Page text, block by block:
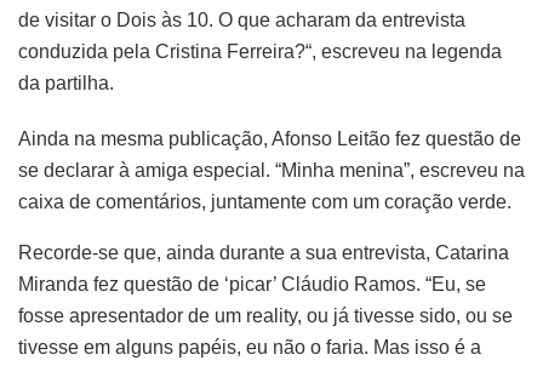
de visitar o Dois às 10. O que acharam da entrevista
conduzida pela Cristina Ferreira?“, escreveu na legenda
da partilha.
Ainda na mesma publicação, Afonso Leitão fez questão de
se declarar à amiga especial. “Minha menina”, escreveu na
caixa de comentários, juntamente com um coração verde.
Recorde-se que, ainda durante a sua entrevista, Catarina
Miranda fez questão de ‘picar’ Cláudio Ramos. “Eu, se
fosse apresentador de um reality, ou já tivesse sido, ou se
tivesse em alguns papéis, eu não o faria. Mas isso é a